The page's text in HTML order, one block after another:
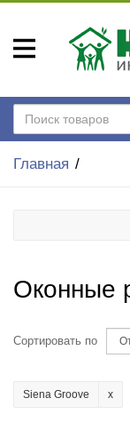
Главная
Оконные
Сортировать по
Siena Groove